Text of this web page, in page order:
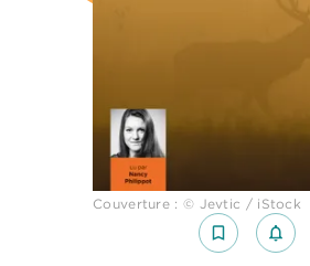
Couverture : © Jevtic / iStock
bookmark_border